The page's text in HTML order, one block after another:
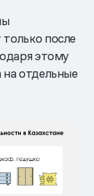
после
этому
на отдельные